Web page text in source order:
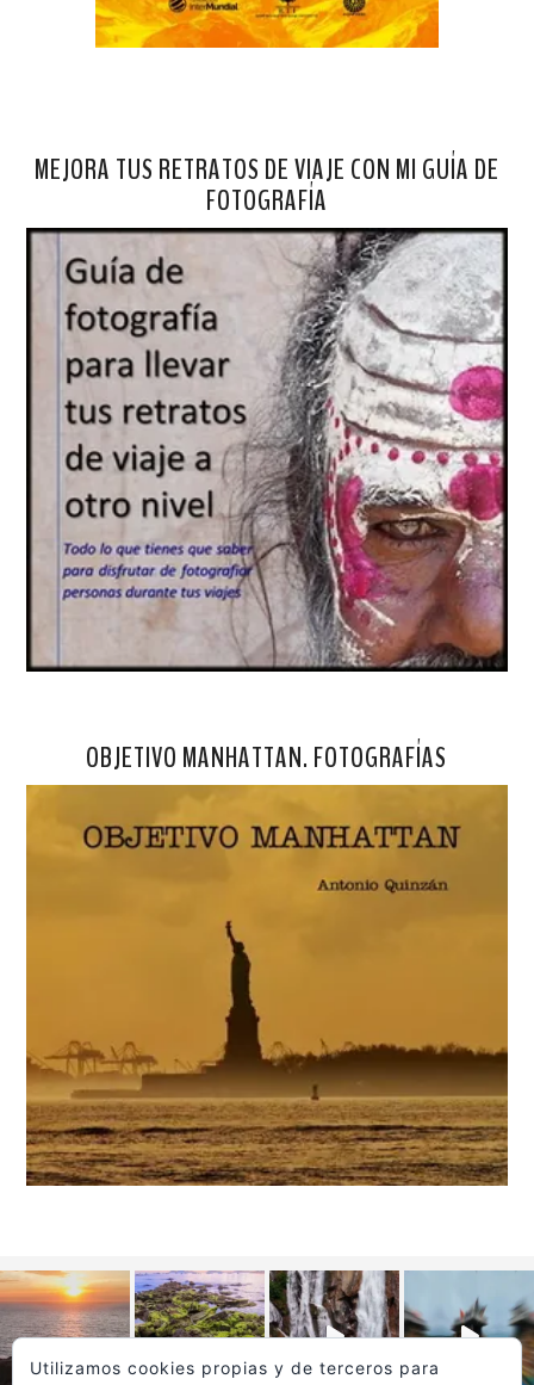
MEJORA TUS RETRATOS DE VIAJE CON MI GUÍA DE
FOTOGRAFÍA
OBJETIVO MANHATTAN. FOTOGRAFÍAS
Utilizamos cookies propias y de terceros para